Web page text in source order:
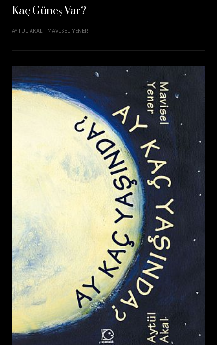
Kaç Güneş Var?
AYTÜL AKAL - MAVISEL YENER